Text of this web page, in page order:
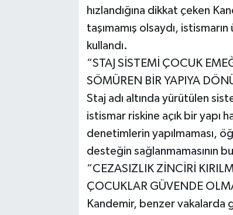
hızlandığına dikkat çeken
taşımamış olsaydı,
kullandı.
“STAJ SİSTEMİ ÇOCUK
SÖMÜREN BİR YAPIYA
Staj adı altında yürütülen
istismar riskine açık bir yapı
denetimlerin yapılmaması,
desteğin sağlanmamasının bu
“CEZASIZLIK ZİNCİRİ
ÇOCUKLAR GÜVENDE
Kandemir, benzer vakalarda